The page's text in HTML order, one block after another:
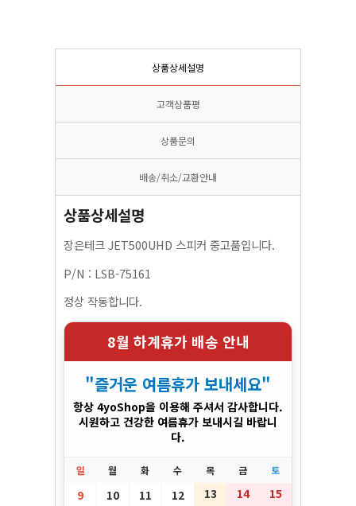
상품상세설명
고객상품평
상품문의
배송/취소/교환안내
상품상세설명
장은테크 JET500UHD 스피커 중고품입니다.
P/N : LSB-75161
정상 작동합니다.
8월 하계휴가 배송 안내
"즐거운 여름휴가 보내세요"
항상 4yoShop을 이용해 주셔서 감사합니다.
시원하고 건강한 여름휴가 보내시길 바랍니
다.
일 월 화 수 목 금 토
9 10 11 12 13 14 15